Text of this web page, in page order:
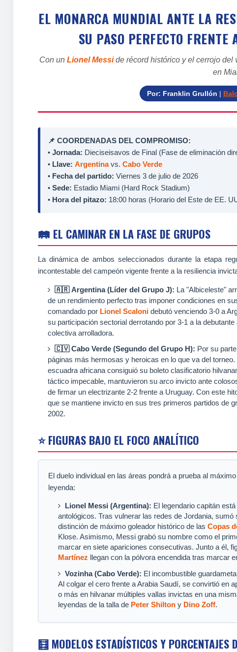
EL MONARCA MUNDIAL ANTE LA
SU PASO PERFECTO
Con un Lionel Messide récord histórico y el cerrojo del
en
Por: Franklin Grullón |
📌 COORDENADAS DEL COMPROMISO:
• Jornada: Dieciseisavos de Final (Fase de eliminación
• Llave: Argentinavs. Cabo Verde
• Fecha del partido: Viernes 3 de julio de 2026
• Sede: Estadio Miami (Hard Rock Stadium)
• Hora del pitazo: 18:00 horas (Horario del Este de EE.
🛤️ EL CAMINAR EN LA FASE DE GRUPOS
La dinámica de ambos seleccionados durante la etapa
incontestable del campeón vigente frente a la resiliencia
🇦🇷 Argentina (Líder del Grupo J): La "Albiceleste"
de un rendimiento perfecto tras imponer condiciones en
comandado por Lionel Scalonidebutó venciendo 3-0 a
su participación sectorial derrotando por 3-1 a la
colectiva arrolladora.
🇨🇻 Cabo Verde (Segundo del Grupo H): Por su
páginas más hermosas y heroicas en lo que va del
escuadra africana consiguió su boleto clasificatorio
táctico impecable, mantuvieron su arco invicto ante
de firmar un electrizante 2-2 frente a Uruguay. Con este
que se mantiene invicto en sus tres primeros partidos de
2002.
⭐ FIGURAS BAJO EL FOCO ANALÍTICO
El duelo individual en las áreas pondrá a prueba al
leyenda:
Lionel Messi (Argentina): El legendario capitán
antológicos. Tras vulnerar las redes de Jordania,
distinción de máximo goleador histórico de las Copas
Klose. Asimismo, Messi grabó su nombre como el
marcar en siete apariciones consecutivas. Junto a él,
Martínez llegan con la pólvora encendida tras marcar
Vozinha (Cabo Verde): El incombustible
Al colgar el cero frente a Arabia Saudí, se convirtió en
o más en hilvanar múltiples vallas invictas en una
leyendas de la talla de Peter Shiltony Dino Zoff.
🧮 MODELOS ESTADÍSTICOS Y PORCENTAJES